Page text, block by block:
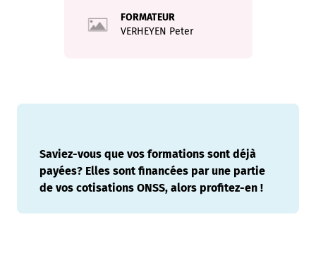
FORMATEUR
VERHEYEN Peter
Saviez-vous que vos formations sont déjà
payées? Elles sont financées par une partie
de vos cotisations ONSS, alors profitez-en !